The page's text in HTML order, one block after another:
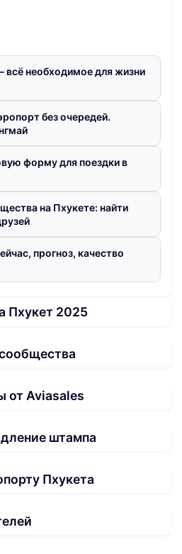
всё необходимое для жизни
без очередей.
форму для поездки в
на Пхукете: найти
прогноз, качество
Пхукет 2025
от Aviasales
штампа
Пхукета